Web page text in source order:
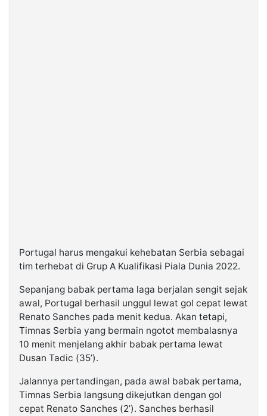
Portugal harus mengakui kehebatan Serbia sebagai
tim terhebat di Grup A Kualifikasi Piala Dunia 2022.
Sepanjang babak pertama laga berjalan sengit sejak
awal, Portugal berhasil unggul lewat gol cepat lewat
Renato Sanches pada menit kedua. Akan tetapi,
Timnas Serbia yang bermain ngotot membalasnya
10 menit menjelang akhir babak pertama lewat
Dusan Tadic (35’).
Jalannya pertandingan, pada awal babak pertama,
Timnas Serbia langsung dikejutkan dengan gol
cepat Renato Sanches (2’). Sanches berhasil